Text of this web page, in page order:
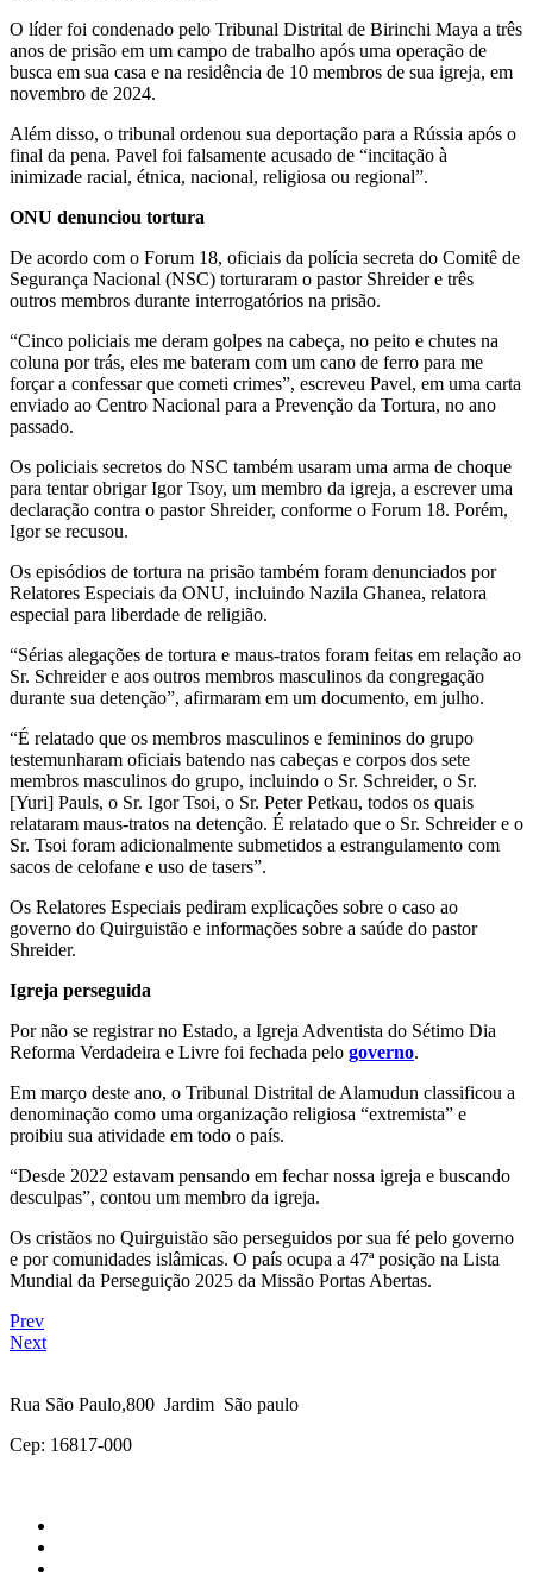
O líder foi condenado pelo Tribunal Distrital de Birinchi Maya a três
anos de prisão em um campo de trabalho após uma operação de
busca em sua casa e na residência de 10 membros de sua igreja, em
novembro de 2024.
Além disso, o tribunal ordenou sua deportação para a Rússia após o
final da pena. Pavel foi falsamente acusado de “incitação à
inimizade racial, étnica, nacional, religiosa ou regional”.
ONU denunciou tortura
De acordo com o Forum 18, oficiais da polícia secreta do Comitê de
Segurança Nacional (NSC) torturaram o pastor Shreider e três
outros membros durante interrogatórios na prisão.
“Cinco policiais me deram golpes na cabeça, no peito e chutes na
coluna por trás, eles me bateram com um cano de ferro para me
forçar a confessar que cometi crimes”, escreveu Pavel, em uma carta
enviado ao Centro Nacional para a Prevenção da Tortura, no ano
passado.
Os policiais secretos do NSC também usaram uma arma de choque
para tentar obrigar Igor Tsoy, um membro da igreja, a escrever uma
declaração contra o pastor Shreider, conforme o Forum 18. Porém,
Igor se recusou.
Os episódios de tortura na prisão também foram denunciados por
Relatores Especiais da ONU, incluindo Nazila Ghanea, relatora
especial para liberdade de religião.
“Sérias alegações de tortura e maus-tratos foram feitas em relação ao
Sr. Schreider e aos outros membros masculinos da congregação
durante sua detenção”, afirmaram em um documento, em julho.
“É relatado que os membros masculinos e femininos do grupo
testemunharam oficiais batendo nas cabeças e corpos dos sete
membros masculinos do grupo, incluindo o Sr. Schreider, o Sr.
[Yuri] Pauls, o Sr. Igor Tsoi, o Sr. Peter Petkau, todos os quais
relataram maus-tratos na detenção. É relatado que o Sr. Schreider e o
Sr. Tsoi foram adicionalmente submetidos a estrangulamento com
sacos de celofane e uso de tasers”.
Os Relatores Especiais pediram explicações sobre o caso ao
governo do Quirguistão e informações sobre a saúde do pastor
Shreider.
Igreja perseguida
Por não se registrar no Estado, a Igreja Adventista do Sétimo Dia
Reforma Verdadeira e Livre foi fechada pelo governo.
Em março deste ano, o Tribunal Distrital de Alamudun classificou a
denominação como uma organização religiosa “extremista” e
proibiu sua atividade em todo o país.
“Desde 2022 estavam pensando em fechar nossa igreja e buscando
desculpas”, contou um membro da igreja.
Os cristãos no Quirguistão são perseguidos por sua fé pelo governo
e por comunidades islâmicas. O país ocupa a 47ª posição na Lista
Mundial da Perseguição 2025 da Missão Portas Abertas.
Prev
Next
Rua São Paulo,800 Jardim São paulo
Cep: 16817-000